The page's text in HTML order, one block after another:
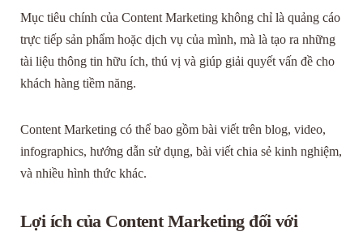
Mục tiêu chính của Content Marketing không chỉ là quảng cáo
trực tiếp sản phẩm hoặc dịch vụ của mình, mà là tạo ra những
tài liệu thông tin hữu ích, thú vị và giúp giải quyết vấn đề cho
khách hàng tiềm năng.
Content Marketing có thể bao gồm bài viết trên blog, video,
infographics, hướng dẫn sử dụng, bài viết chia sẻ kinh nghiệm,
và nhiều hình thức khác.
Lợi ích của Content Marketing đối với